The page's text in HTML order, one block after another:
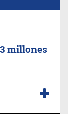
millones